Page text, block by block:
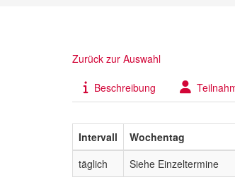
Zurück zur Auswahl
Beschreibung
Intervall Wochentag
täglich
Siehe Einzeltermine